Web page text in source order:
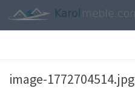
image-1772704514.jpg